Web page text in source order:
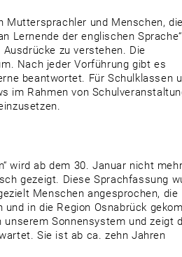
Muttersprachler und Menschen, die
Lernende der englischen
zu verstehen. Die
Nach jeder Vorführung gibt es
beantwortet. Für Schulklassen
im Rahmen von
wird ab dem 30. Januar nicht
gezeigt. Diese Sprachfassung
Menschen angesprochen, die
in die Region Osnabrück
Sonnensystem und zeigt
Sie ist ab ca. zehn Jahren